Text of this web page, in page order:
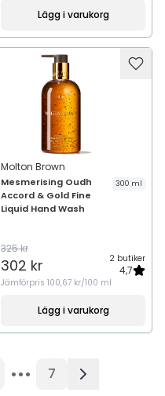
Lägg i varukorg
Molton Brown
Mesmerising Oudh
Accord & Gold Fine
Liquid Hand Wash
300 ml
325 kr
302 kr 2 butiker
4,7
Jämförpris 100,67 kr/100 ml
Lägg i varukorg
••• 7